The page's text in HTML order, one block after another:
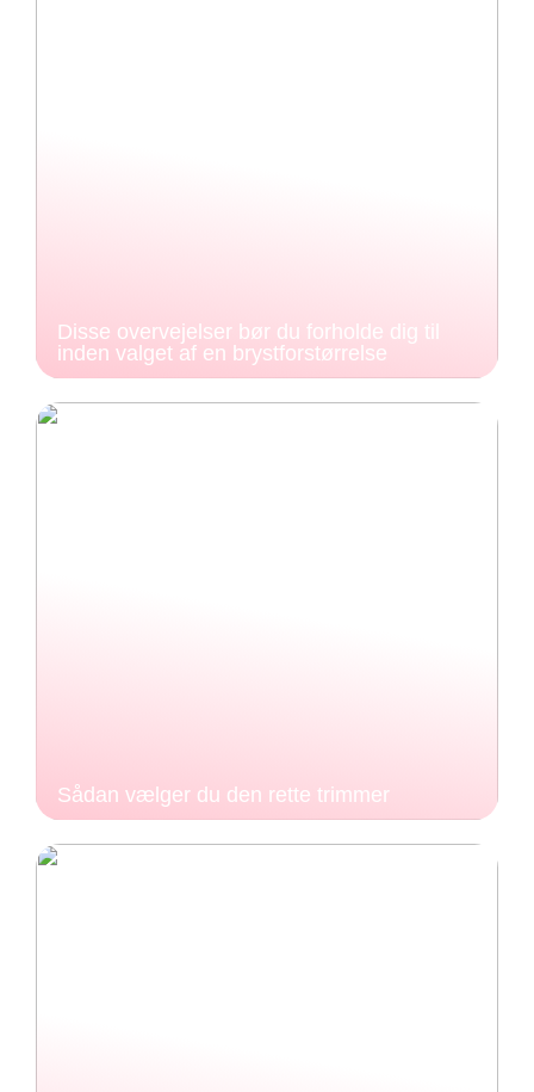
Disse overvejelser bør du forholde dig til
inden valget af en brystforstørrelse
Sådan vælger du den rette trimmer